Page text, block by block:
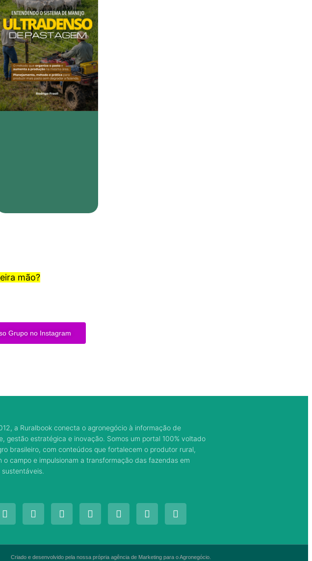
mão?
Grupo no Instagram
a Ruralbook conecta o agronegócio à informação de
gestão estratégica e inovação. Somos um portal 100% voltado
brasileiro, com conteúdos que fortalecem o produtor rural,
o campo e impulsionam a transformação das fazendas em
sustentáveis.
Criado e desenvolvido pela nossa própria agência de Marketing para o Agronegócio.